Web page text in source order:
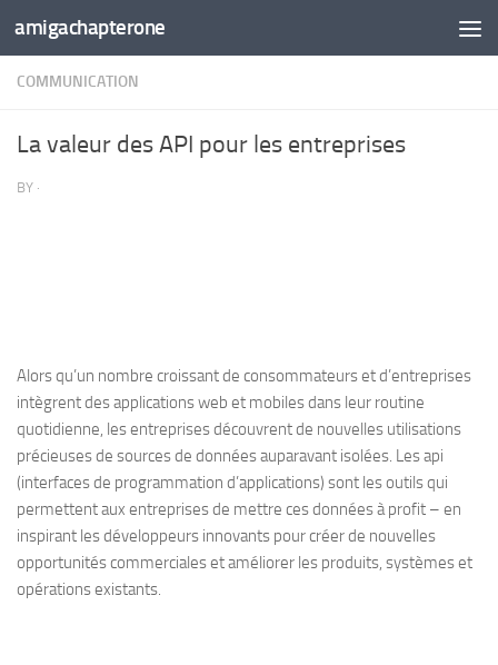
Skip to content
amigachapterone
COMMUNICATION
La valeur des API pour les entreprises
BY ·
Alors qu’un nombre croissant de consommateurs et d’entreprises
intègrent des applications web et mobiles dans leur routine
quotidienne, les entreprises découvrent de nouvelles utilisations
précieuses de sources de données auparavant isolées. Les api
(interfaces de programmation d’applications) sont les outils qui
permettent aux entreprises de mettre ces données à profit – en
inspirant les développeurs innovants pour créer de nouvelles
opportunités commerciales et améliorer les produits, systèmes et
opérations existants.